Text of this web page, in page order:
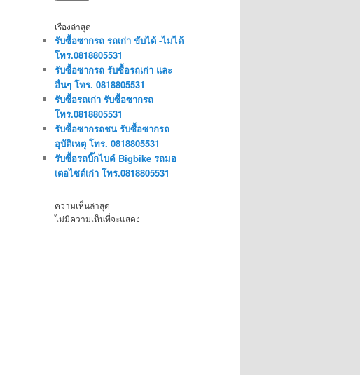
เรื่องล่าสุด
รับซื้อซากรถ รถเก่า ขับได้ -ไม่ได้
โทร.0818805531
รับซื้อซากรถ รับซื้อรถเก่า และ
อื่นๆ โทร. 0818805531
รับซื้อรถเก่า รับซื้อซากรถ
โทร.0818805531
รับซื้อซากรถชน รับซื้อซากรถ
อุบัติเหตุ โทร. 0818805531
รับซื้อรถบิ๊กไบค์ Bigbike รถมอ
เตอไซต์เก่า โทร.0818805531
ความเห็นล่าสุด
ไม่มีความเห็นที่จะแสดง